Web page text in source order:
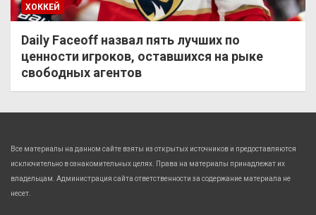
ХОККЕЙ
Daily Faceoff назвал пять лучших по
ценности игроков, оставшихся на рыке
свободных агентов
Все материалы на данном сайте взяты из открытых источников и предоставляются
исключительно в ознакомительных целях. Права на материалы принадлежат их
владельцам. Администрация сайта ответственности за содержание материала не
несет.